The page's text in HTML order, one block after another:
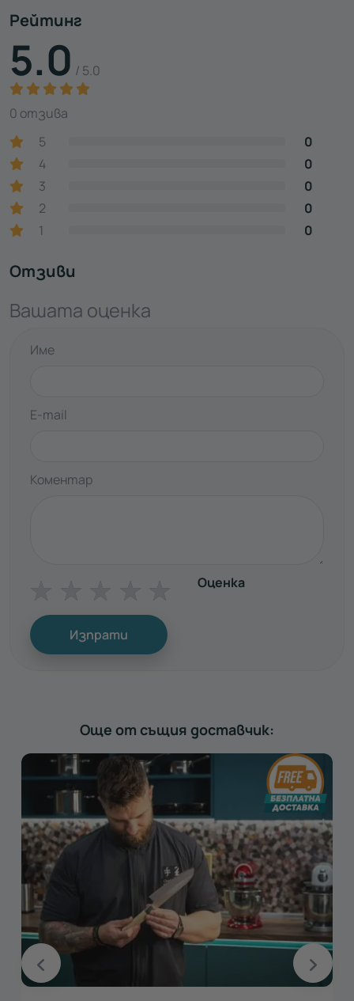
Рейтинг
5.0 / 5.0
0 отзива
5
0
4
0
3
0
2
0
1
0
Отзиви
Вашата оценка
Име
E-mail
Коментар
Оценка
Изпрати
Още от същия доставчик: